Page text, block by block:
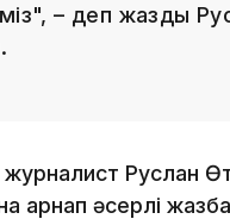
– деп жазды
журналист Руслан
арнап әсерлі жазба